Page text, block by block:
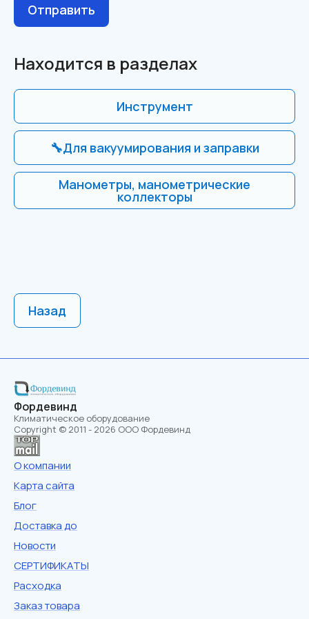
Отправить
Находится в разделах
Инструмент
🔧Для вакуумирования и заправки
Манометры, манометрические
коллекторы
Назад
Фордевинд
Климатическое оборудование
Copyright © 2011 - 2026 ООО Фордевинд
О компании
Карта сайта
Блог
Доставка до
Новости
СЕРТИФИКАТЫ
Расходка
Заказ товара